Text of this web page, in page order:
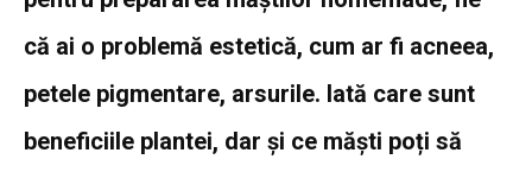
că ai o problemă estetică, cum ar fi acneea,
petele pigmentare, arsurile. Iată care sunt
beneficiile plantei, dar și ce măști poți să